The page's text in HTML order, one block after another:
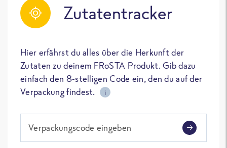
Zutatentracker
Hier erfährst du alles über die Herkunft der
Zutaten zu deinem FRoSTA Produkt. Gib dazu
einfach den 8-stelligen Code ein, den du auf der
Verpackung findest.
i
Verpackungscode eingeben